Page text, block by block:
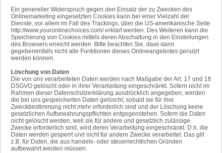
Ein genereller Widerspruch gegen den Einsatz der zu Zwecken des
Onlinemarketing eingesetzten Cookies kann bei einer Vielzahl der
Dienste, vor allem im Fall des Trackings, über die US-amerikanische Seite
http://www.youronlinechoices.com/ erklärt werden. Des Weiteren kann die
Speicherung von Cookies mittels deren Abschaltung in den Einstellungen
des Browsers erreicht werden. Bitte beachten Sie, dass dann
gegebenenfalls nicht alle Funktionen dieses Onlineangebotes genutzt
werden können.
Löschung von Daten
Die von uns verarbeiteten Daten werden nach Maßgabe der Art. 17 und 18
DSGVO gelöscht oder in ihrer Verarbeitung eingeschränkt. Sofern nicht im
Rahmen dieser Datenschutzerklärung ausdrücklich angegeben, werden
die bei uns gespeicherten Daten gelöscht, sobald sie für ihre
Zweckbestimmung nicht mehr erforderlich sind und der Löschung keine
gesetzlichen Aufbewahrungspflichten entgegenstehen. Sofern die Daten
nicht gelöscht werden, weil sie für andere und gesetzlich zulässige
Zwecke erforderlich sind, wird deren Verarbeitung eingeschränkt. D.h. die
Daten werden gesperrt und nicht für andere Zwecke verarbeitet. Das gilt
z.B. für Daten, die aus handels- oder steuerrechtlichen Gründen
aufbewahrt werden müssen.